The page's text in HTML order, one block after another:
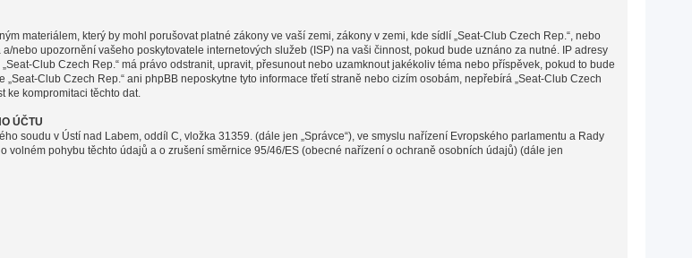
materiálem, který by mohl porušovat platné zákony ve vaší zemi, zákony v zemi, kde sídlí „Seat-Club Czech Rep.“, nebo
nebo upozornění vašeho poskytovatele internetových služeb (ISP) na vaši činnost, pokud bude uznáno za nutné. IP adresy
Club Czech Rep.“ má právo odstranit, upravit, přesunout nebo uzamknout jakékoliv téma nebo příspěvek, pokud to bude
Club Czech Rep.“ ani phpBB neposkytne tyto informace třetí straně nebo cizím osobám, nepřebírá „Seat-Club Czech
ke kompromitaci těchto dat.
ÚČTU
soudu v Ústí nad Labem, oddíl C, vložka 31359. (dále jen „Správce“), ve smyslu nařízení Evropského parlamentu a Rady
pohybu těchto údajů a o zrušení směrnice 95/46/ES (obecné nařízení o ochraně osobních údajů) (dále jen